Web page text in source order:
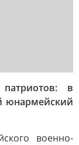
в
юнармейский
военно-